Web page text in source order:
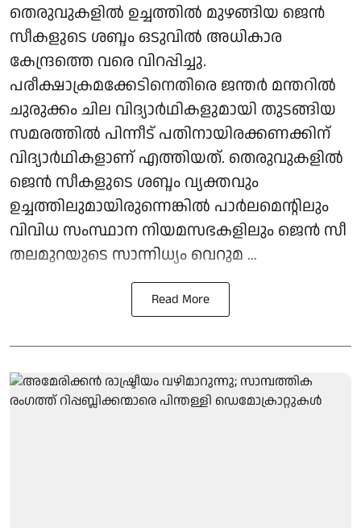
തെരുവുകളില്‍ ഉച്ചത്തില്‍ മുഴങ്ങിയ ജെന്‍
സീകളുടെ ശബ്ദം ഒടുവില്‍ അധികാര
കേന്ദ്രത്തെ വരെ വിറപ്പിച്ചു.
പരീക്ഷാക്രമക്കേടിനെതിരെ ജന്തര്‍ മന്തറില്‍
ചുരുക്കം ചില വിദ്യാര്‍ഥികളുമായി തുടങ്ങിയ
സമരത്തില്‍ പിന്നീട് പതിനായിരക്കണക്കിന്
വിദ്യാര്‍ഥികളാണ് എത്തിയത്. തെരുവുകളില്‍
ജെന്‍ സീകളുടെ ശബ്ദം വ്യക്തവും
ഉച്ചത്തിലുമായിരുന്നെങ്കില്‍ പാര്‍ലമെന്റിലും
വിവിധ സംസ്ഥാന നിയമസഭകളിലും ജെന്‍ സീ
തലമുറയുടെ സാന്നിധ്യം വെറുമ ...
Read More